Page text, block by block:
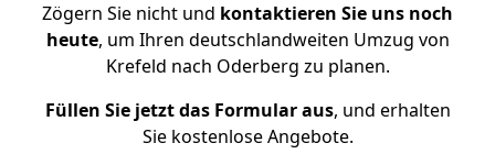
Zögern Sie nicht und kontaktieren Sie uns noch
heute, um Ihren deutschlandweiten Umzug von
Krefeld nach Oderberg zu planen.
Füllen Sie jetzt das Formular aus, und erhalten
Sie kostenlose Angebote.